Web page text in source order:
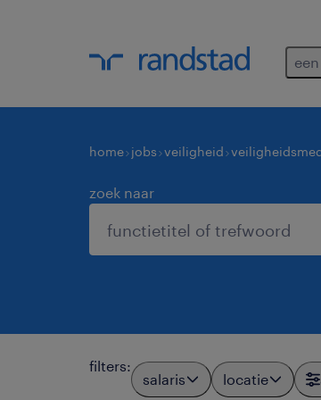
home jobs veiligheid
zoek naar
filters:
salaris locatie